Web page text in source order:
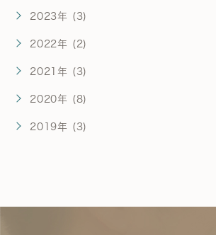
2023年 (3)
2022年 (2)
2021年 (3)
2020年 (8)
2019年 (3)